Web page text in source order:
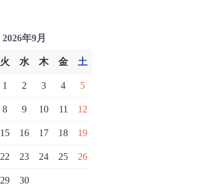
2026年9月
火 水 木 金 土
1 2 3 4 5
8 9 10 11 12
15 16 17 18 19
22 23 24 25 26
29 30